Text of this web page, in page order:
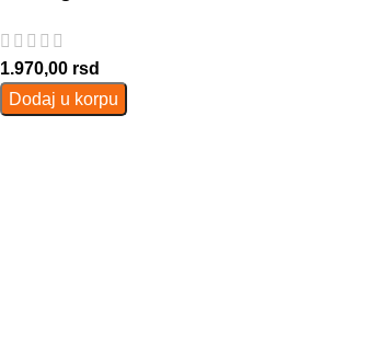
1.970,00 rsd
Dodaj u korpu